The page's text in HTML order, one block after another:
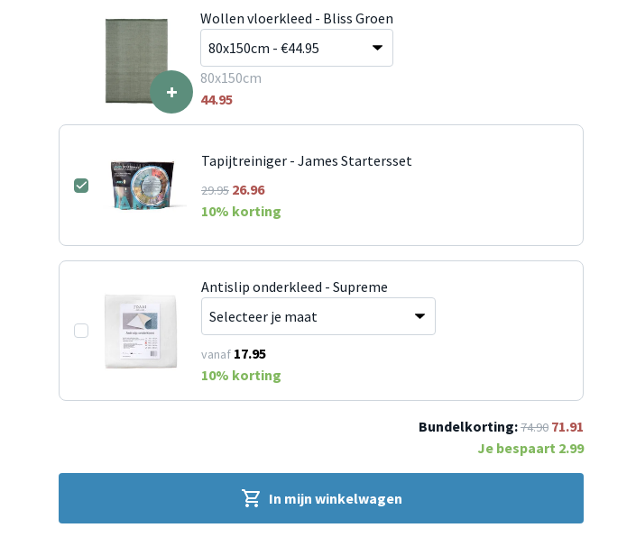
+
Wollen vloerkleed - Bliss Groen
80x150cm
44.95
Tapijtreiniger - James Startersset
29.95 26.96
10% korting
Antislip onderkleed - Supreme
vanaf 17.95
10% korting
Bundelkorting:74.90 71.91
Je bespaart 2.99
In mijn winkelwagen